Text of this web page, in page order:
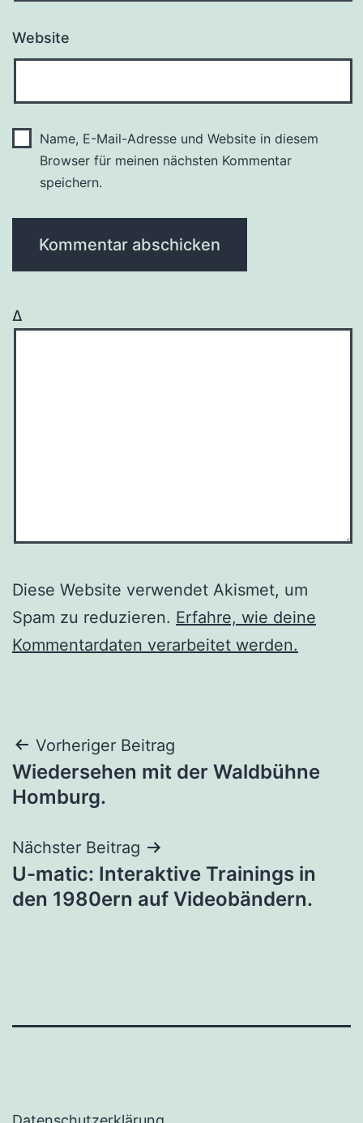
Website
Name, E-Mail-Adresse und Website in diesem
Browser für meinen nächsten Kommentar
speichern.
Δ
Diese Website verwendet Akismet, um
Spam zu reduzieren. Erfahre, wie deine
Kommentardaten verarbeitet werden.
Beitragsnavigation
Vorheriger Beitrag
Wiedersehen mit der Waldbühne
Homburg.
Nächster Beitrag
U-matic: Interaktive Trainings in
den 1980ern auf Videobändern.